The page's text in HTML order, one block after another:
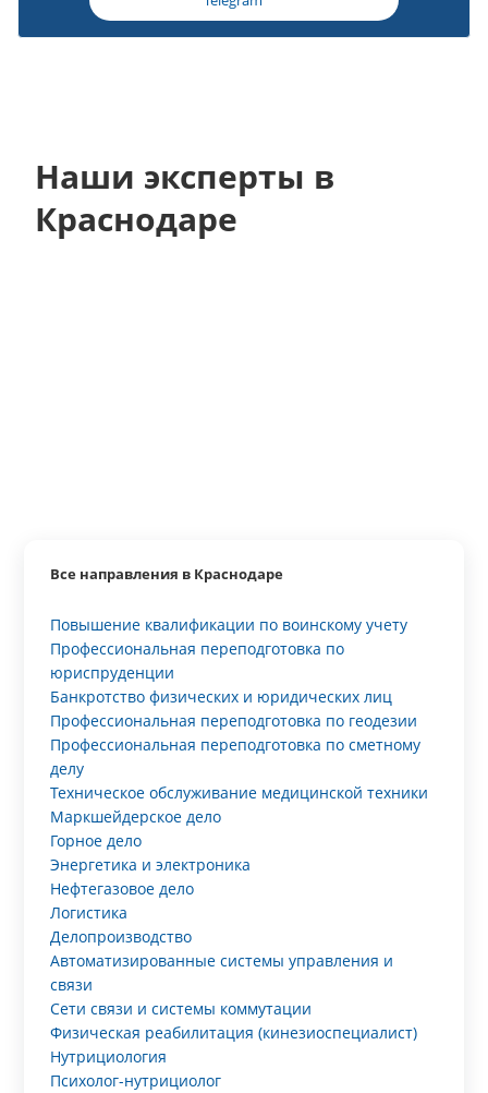
Наши эксперты в
Краснодаре
Все направления в Краснодаре
Повышение квалификации по воинскому учету
Профессиональная переподготовка по
юриспруденции
Банкротство физических и юридических лиц
Профессиональная переподготовка по геодезии
Профессиональная переподготовка по сметному
делу
Техническое обслуживание медицинской техники
Маркшейдерское дело
Горное дело
Энергетика и электроника
Нефтегазовое дело
Логистика
Делопроизводство
Автоматизированные системы управления и
связи
Сети связи и системы коммутации
Физическая реабилитация (кинезиоспециалист)
Нутрициология
Психолог-нутрициолог